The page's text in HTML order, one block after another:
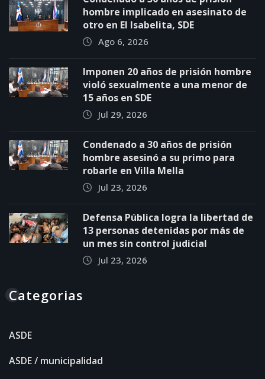
hombre implicado en asesinato de
otro en El Isabelita, SDE
Ago 6, 2026
Imponen 20 años de prisión hombre
violó sexualmente a una menor de
15 años en SDE
Jul 29, 2026
Condenado a 30 años de prisión
hombre asesinó a su primo para
robarle en Villa Mella
Jul 23, 2026
Defensa Pública logra la libertad de
13 personas detenidas por más de
un mes sin control judicial
Jul 23, 2026
Categorias
ASDE
ASDE / municipalidad